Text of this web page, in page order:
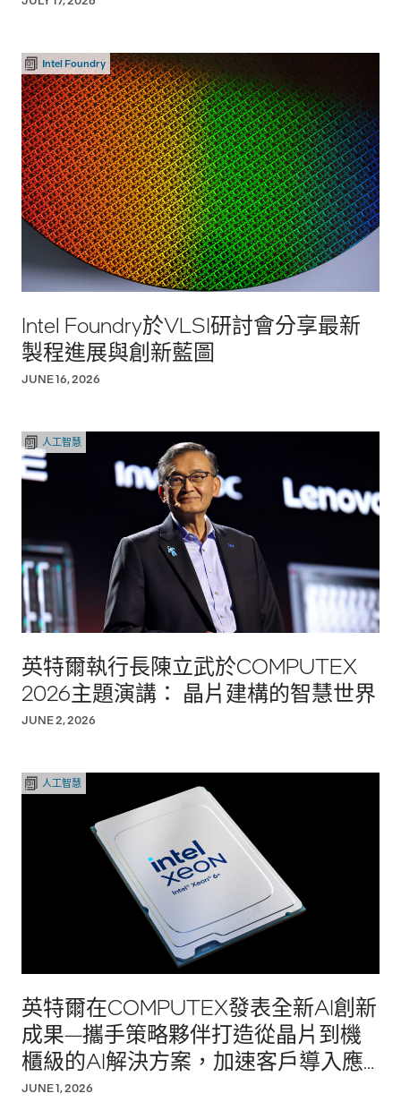
Intel Foundry
Intel Foundry於VLSI研討會分享最新
製程進展與創新藍圖
JUNE 16, 2026
人工智慧
英特爾執行長陳立武於COMPUTEX
2026主題演講： 晶片建構的智慧世界
JUNE 2, 2026
人工智慧
英特爾在COMPUTEX發表全新AI創新
成果—攜手策略夥伴打造從晶片到機
櫃級的AI解決方案，加速客戶導入應
用
JUNE 1, 2026